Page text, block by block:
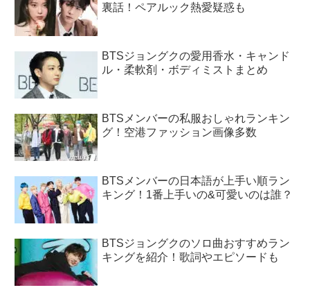
裏話！ペアルック熱愛疑惑も
BTSジョングクの愛用香水・キャンド
ル・柔軟剤・ボディミストまとめ
BTSメンバーの私服おしゃれランキン
グ！空港ファッション画像多数
BTSメンバーの日本語が上手い順ラン
キング！1番上手いの&可愛いのは誰？
BTSジョングクのソロ曲おすすめラン
キングを紹介！歌詞やエピソードも